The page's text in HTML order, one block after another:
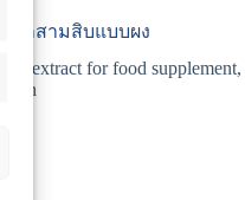
ากสามสิบแบบผง
extract for food supplement,